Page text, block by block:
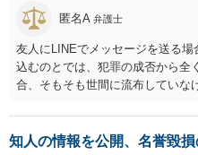
匿名A 弁護士
友人にLINEでメッセージを送る
込むのとでは、犯罪の成否から全
合、そもそも世間に流布していな
知人の情報を公開、名誉毀